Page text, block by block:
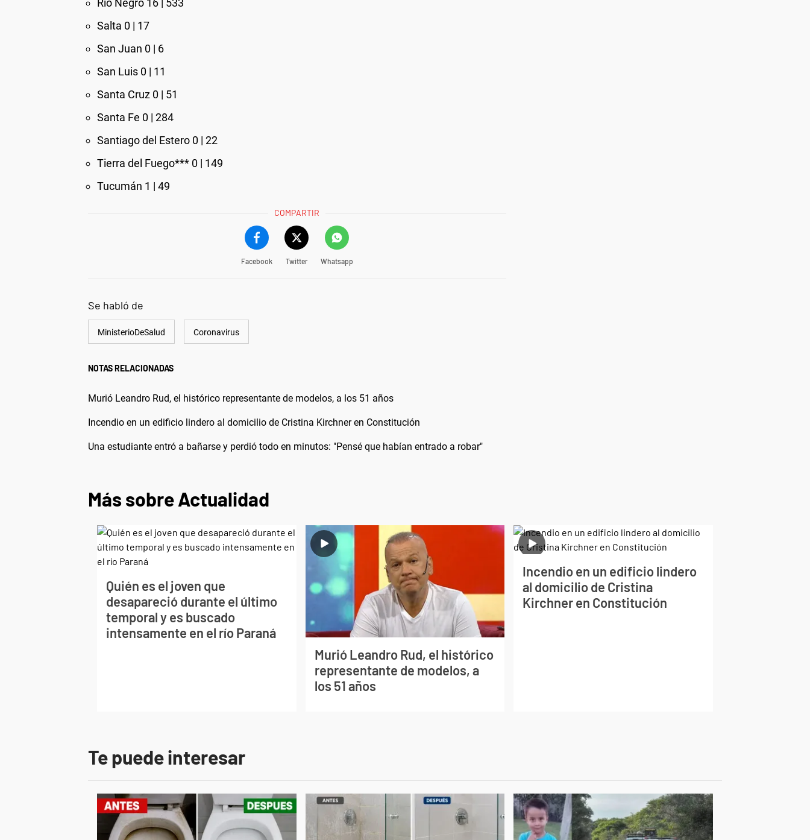
Río Negro 16 | 533
Salta 0 | 17
San Juan 0 | 6
San Luis 0 | 11
Santa Cruz 0 | 51
Santa Fe 0 | 284
Santiago del Estero 0 | 22
Tierra del Fuego*** 0 | 149
Tucumán 1 | 49
COMPARTIR
Facebook Twitter Whatsapp
Se habló de
MinisterioDeSalud Coronavirus
NOTAS RELACIONADAS
Murió Leandro Rud, el histórico representante de modelos, a los 51 años
Incendio en un edificio lindero al domicilio de Cristina Kirchner en Constitución
Una estudiante entró a bañarse y perdió todo en minutos: "Pensé que habían entrado a robar"
Más sobre Actualidad
Quién es el joven que
desapareció durante el último
temporal y es buscado
intensamente en el río Paraná
Murió Leandro Rud, el histórico
representante de modelos, a
los 51 años
Incendio en un edificio lindero
al domicilio de Cristina
Kirchner en Constitución
Te puede interesar